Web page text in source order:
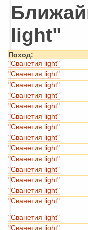
light"
Поход:
"Сванетия light"
"Сванетия light"
"Сванетия light"
"Сванетия light"
"Сванетия light"
"Сванетия light"
"Сванетия light"
"Сванетия light"
"Сванетия light"
"Сванетия light"
"Сванетия light"
"Сванетия light"
"Сванетия light"
"Сванетия light"
"Сванетия light"
"Сванетия light"